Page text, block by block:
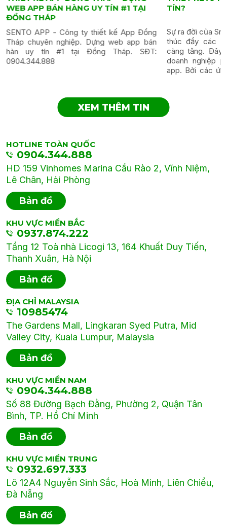
WEB APP BÁN HÀNG UY TÍN #1 TẠI
ĐỒNG THÁP
SENTO APP - Công ty thiết kế App Đồng
Tháp chuyên nghiệp. Dựng web app bán
hàn uy tín #1 tại Đồng Tháp. SĐT:
0904.344.888
TÍN?
Sự ra đời của
thúc đẩy các
càng tăng.
doanh nghiệp
app. Bởi các
XEM THÊM TIN
HOTLINE TOÀN QUỐC
0904.344.888
HD 159 Vinhomes Marina Cầu Rào 2, Vĩnh Niệm,
Lê Chân, Hải Phòng
Bản đồ
KHU VỰC MIỀN BẮC
0937.874.222
Tầng 12 Toà nhà Licogi 13, 164 Khuất Duy Tiến,
Thanh Xuân, Hà Nội
Bản đồ
ĐỊA CHỈ MALAYSIA
10985474
The Gardens Mall, Lingkaran Syed Putra, Mid
Valley City, Kuala Lumpur, Malaysia
Bản đồ
KHU VỰC MIỀN NAM
0904.344.888
Số 88 Đường Bạch Đằng, Phường 2, Quận Tân
Bình, TP. Hồ Chí Minh
Bản đồ
KHU VỰC MIỀN TRUNG
0932.697.333
Lô 12A4 Nguyễn Sinh Sắc, Hoà Minh, Liên Chiểu,
Đà Nẵng
Bản đồ